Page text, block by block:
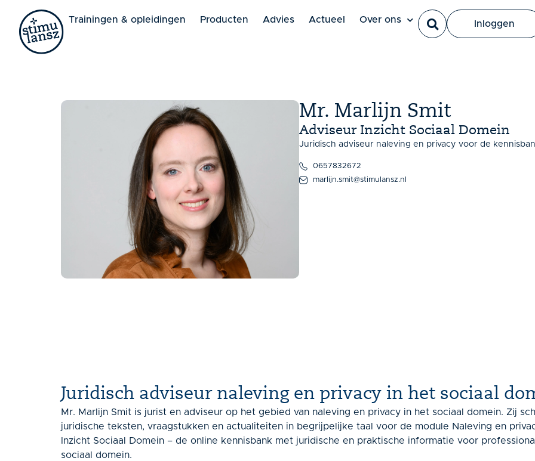
Trainingen & opleidingen Producten Advies Actueel Over ons Inloggen
Mr. Marlijn Smit
Adviseur Inzicht Sociaal Domein
Juridisch adviseur naleving en privacy voor de
0657832672
marlijn.smit@stimulansz.nl
Juridisch adviseur naleving en privacy in het sociaal
Mr. Marlijn Smit is jurist en adviseur op het gebied van naleving en privacy in het sociaal domein. Zij
juridische teksten, vraagstukken en actualiteiten in begrijpelijke taal voor de module Naleving en
Inzicht Sociaal Domein – de online kennisbank met juridische en praktische informatie voor
sociaal domein.